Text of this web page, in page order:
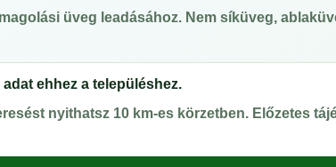
üveg leadásához. Nem síküveg,
ehhez a településhez.
nyithatsz 10 km-es körzetben. Előzetes